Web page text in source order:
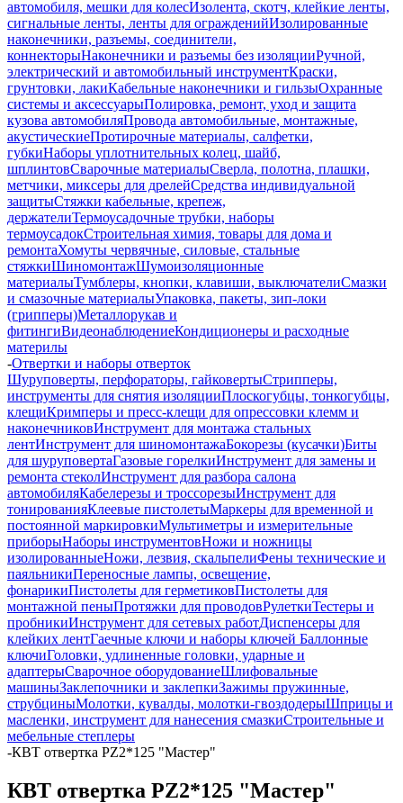
автомобиля, мешки для колесИзолента, скотч, клейкие ленты,
сигнальные ленты, ленты для огражденийИзолированные
наконечники, разъемы, соединители,
коннекторыНаконечники и разъемы без изоляцииРучной,
электрический и автомобильный инструментКраски,
грунтовки, лакиКабельные наконечники и гильзыОхранные
системы и аксессуарыПолировка, ремонт, уход и защита
кузова автомобиляПровода автомобильные, монтажные,
акустическиеПротирочные материалы, салфетки,
губкиНаборы уплотнительных колец, шайб,
шплинтовСварочные материалыСверла, полотна, плашки,
метчики, миксеры для дрелейСредства индивидуальной
защитыСтяжки кабельные, крепеж,
держателиТермоусадочные трубки, наборы
термоусадокСтроительная химия, товары для дома и
ремонтаХомуты червячные, силовые, стальные
стяжкиШиномонтажШумоизоляционные
материалыТумблеры, кнопки, клавиши, выключателиСмазки
и смазочные материалыУпаковка, пакеты, зип-локи
(грипперы)Металлорукав и
фитингиВидеонаблюдениеКондиционеры и расходные
материлы
-Отвертки и наборы отверток
Шуруповерты, перфораторы, гайковертыСтрипперы,
инструменты для снятия изоляцииПлоскогубцы, тонкогубцы,
клещиКримперы и пресс-клещи для опрессовки клемм и
наконечниковИнструмент для монтажа стальных
лентИнструмент для шиномонтажаБокорезы (кусачки)Биты
для шуруповертаГазовые горелкиИнструмент для замены и
ремонта стеколИнструмент для разбора салона
автомобиляКабелерезы и троссорезыИнструмент для
тонированияКлеевые пистолетыМаркеры для временной и
постоянной маркировкиМультиметры и измерительные
приборыНаборы инструментовНожи и ножницы
изолированныеНожи, лезвия, скальпелиФены технические и
паяльникиПереносные лампы, освещение,
фонарикиПистолеты для герметиковПистолеты для
монтажной пеныПротяжки для проводовРулеткиТестеры и
пробникиИнструмент для сетевых работДиспенсеры для
клейких лентГаечные ключи и наборы ключей Баллонные
ключиГоловки, удлиненные головки, ударные и
адаптерыСварочное оборудованиеШлифовальные
машиныЗаклепочники и заклепкиЗажимы пружинные,
струбциныМолотки, кувалды, молотки-гвоздодерыШприцы и
масленки, инструмент для нанесения смазкиСтроительные и
мебельные степлеры
-КВТ отвертка PZ2*125 "Мастер"
КВТ отвертка PZ2*125 "Мастер"